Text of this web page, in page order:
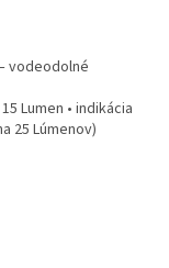
vodeodolné
Lumen • indikácia
25 Lúmenov)